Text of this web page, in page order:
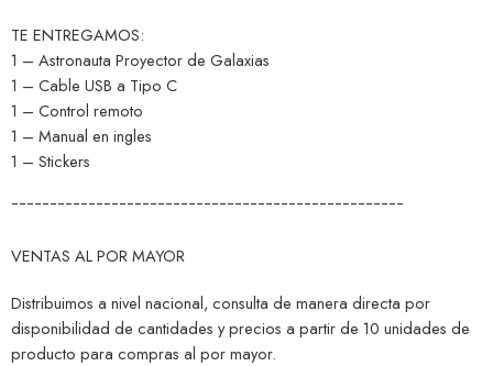
TE ENTREGAMOS:
1 – Astronauta Proyector de Galaxias
1 – Cable USB a Tipo C
1 – Control remoto
1 – Manual en ingles
1 – Stickers
¯¯¯¯¯¯¯¯¯¯¯¯¯¯¯¯¯¯¯¯¯¯¯¯¯¯¯¯¯¯¯¯¯¯¯¯¯¯¯¯¯¯¯¯¯¯¯¯¯¯¯
VENTAS AL POR MAYOR
Distribuimos a nivel nacional, consulta de manera directa por
disponibilidad de cantidades y precios a partir de 10 unidades de
producto para compras al por mayor.